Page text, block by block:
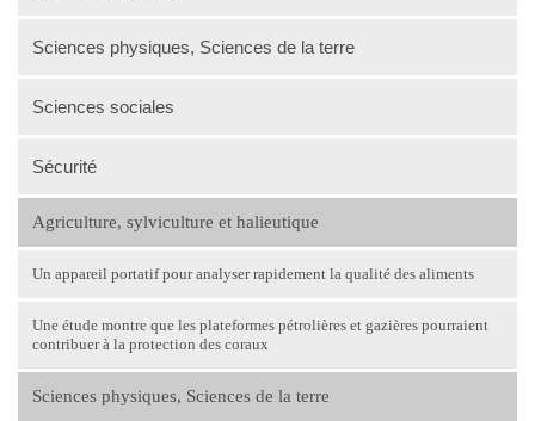
Sciences physiques, Sciences de la terre
Sciences sociales
Sécurité
Agriculture, sylviculture et halieutique
Un appareil portatif pour analyser rapidement la qualité des aliments
Une étude montre que les plateformes pétrolières et gazières pourraient
contribuer à la protection des coraux
Sciences physiques, Sciences de la terre